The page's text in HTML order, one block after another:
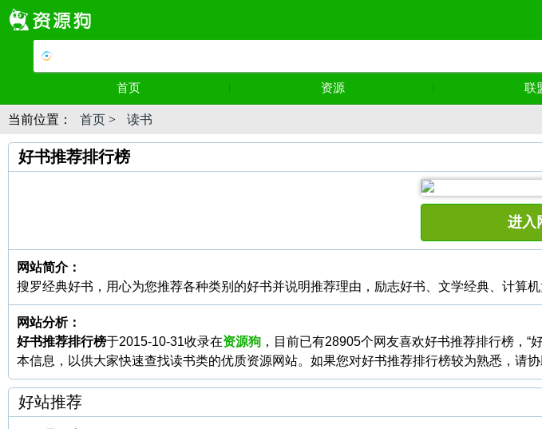
首页 资源 联
当前位置： 首页 > 读书
好书推荐排行榜
进入
网站简介：
搜罗经典好书，用心为您推荐各种类别的好书并说明推荐理由，励志好书、文学经典、计算
网站分析：
好书推荐排行榜于2015-10-31收录在资源狗 ，目前已有28905个网友喜欢好书推荐排行榜，
本信息，以供大家快速查找读书类的优质资源网站。如果您对好书推荐排行榜较为熟悉，请协
好站推荐